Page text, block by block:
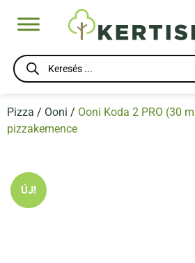
Products
search
Pizza / Ooni / Ooni Koda 2 PRO (30
pizzakemence
ÚJ!